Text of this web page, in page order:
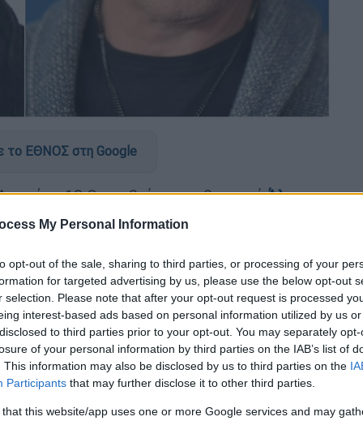
My Personal Information
opt-out of the sale, sharing to third parties, or processing of your
for targeted advertising by us, please use the below opt-out
selection. Please note that after your opt-out request is processed
interest-based ads based on personal information utilized by us
to third parties prior to your opt-out. You may separately
of your personal information by third parties on the IAB’s list of
This information may also be disclosed by us to third parties on the
Participants that may further disclose it to other third parties.
that this website/app uses one or more Google services and may
το ΕΘΝΟΣ στη Google
13 Οκτωβρίου οι ηθοποιοίΆλεκ
του, Στίβεν, όταντο όχημά τους
Ίστ Χάμπτον
με γκλίτερ και στέμμα για τη
Kylie»